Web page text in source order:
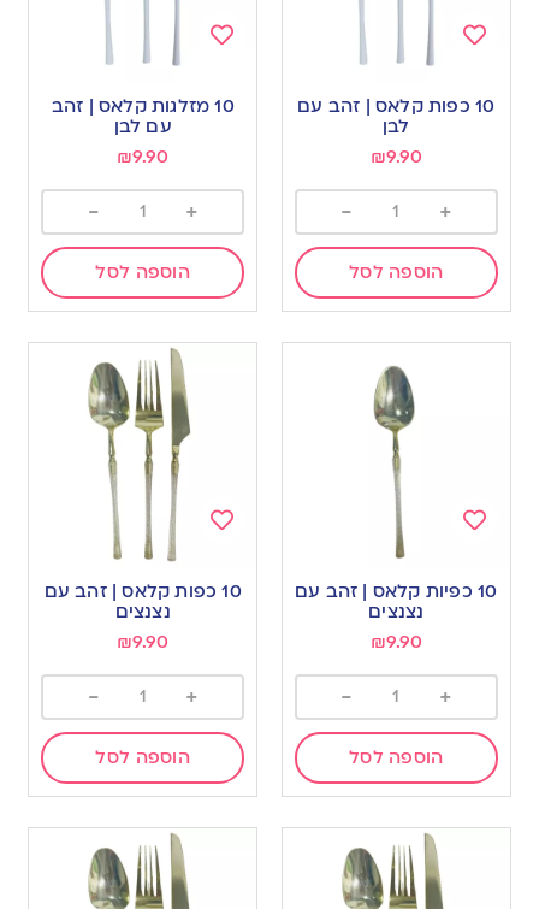
to
wishlist
10 כפות קלאס | זהב עם
לבן
₪9.90
+
-
הוספה לסל
to
wishlist
10 מזלגות קלאס | זהב
עם לבן
₪9.90
+
-
הוספה לסל
to10 כפיות קלאס | זהב עם
נצנצים
₪9.90
+
-
הוספה לסל
to10 כפות קלאס | זהב עם
נצנצים
₪9.90
+
-
הוספה לסל